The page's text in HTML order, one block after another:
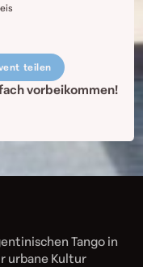
teilen
vorbeikommen!
Tango in
urbane Kultur